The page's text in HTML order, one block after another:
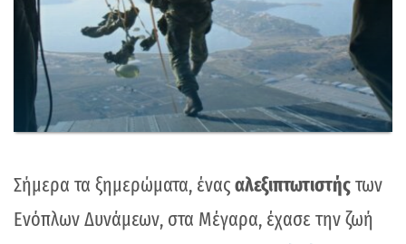
Σήμερα τα ξημερώματα, έναςαλεξιπτωτιστήςτων
Ενόπλων Δυνάμεων, στα Μέγαρα, έχασε την ζωή